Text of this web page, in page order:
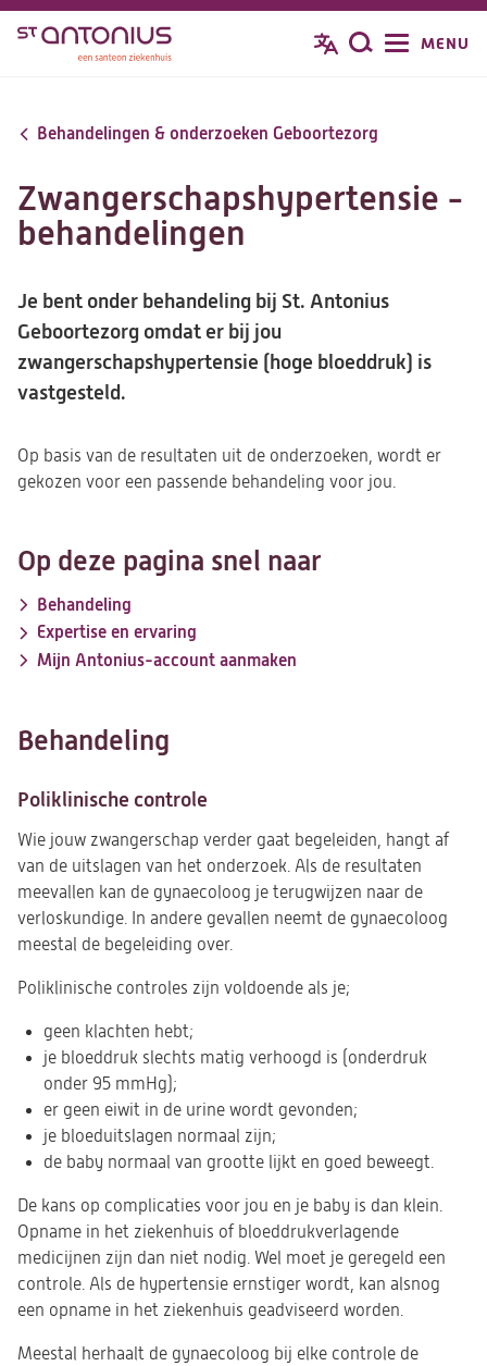
Overslaan
inhoud
Zoeken
MENU
Behandelingen & onderzoeken Geboortezorg
Zwangerschapshypertensie -
behandelingen
Je bent onder behandeling bij St. Antonius
Geboortezorg omdat er bij jou
zwangerschapshypertensie (hoge bloeddruk) is
vastgesteld.
Op basis van de resultaten uit de onderzoeken, wordt er
gekozen voor een passende behandeling voor jou.
Op deze pagina snel naar
Behandeling
Expertise en ervaring
Mijn Antonius-account aanmaken
Behandeling
Poliklinische controle
Wie jouw zwangerschap verder gaat begeleiden, hangt af
van de uitslagen van het onderzoek. Als de resultaten
meevallen kan de gynaecoloog je terugwijzen naar de
verloskundige. In andere gevallen neemt de gynaecoloog
meestal de begeleiding over.
Poliklinische controles zijn voldoende als je;
geen klachten hebt;
je bloeddruk slechts matig verhoogd is (onderdruk
onder 95 mmHg);
er geen eiwit in de urine wordt gevonden;
je bloeduitslagen normaal zijn;
de baby normaal van grootte lijkt en goed beweegt.
​De kans op complicaties voor jou en je baby is dan klein.
Opname in het ziekenhuis of bloeddrukverlagende
medicijnen zijn dan niet nodig. Wel moet je geregeld een
controle. Als de hypertensie ernstiger wordt, kan alsnog
een opname in het ziekenhuis geadviseerd worden.
Meestal herhaalt de gynaecoloog bij elke controle de